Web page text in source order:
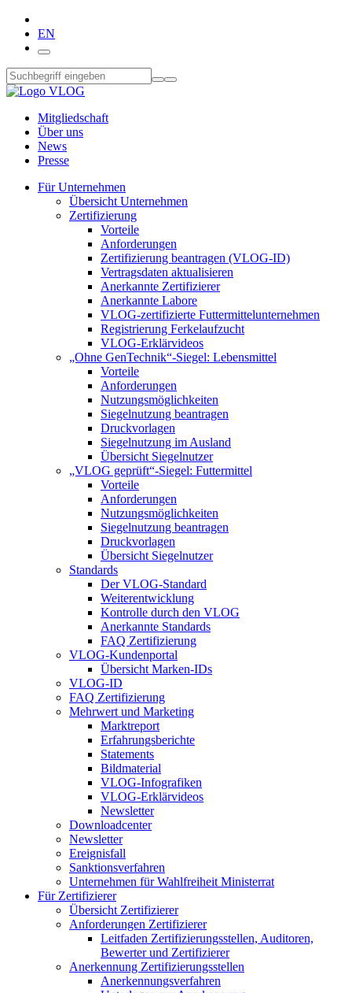
EN
Mitgliedschaft
Über uns
News
Presse
Für Unternehmen
Übersicht Unternehmen
Zertifizierung
Vorteile
Anforderungen
Zertifizierung beantragen (VLOG-ID)
Vertragsdaten aktualisieren
Anerkannte Zertifizierer
Anerkannte Labore
VLOG-zertifizierte Futtermittelunternehmen
Registrierung Ferkelaufzucht
VLOG-Erklärvideos
„Ohne GenTechnik“-Siegel: Lebensmittel
Vorteile
Anforderungen
Nutzungsmöglichkeiten
Siegelnutzung beantragen
Druckvorlagen
Siegelnutzung im Ausland
Übersicht Siegelnutzer
„VLOG geprüft“-Siegel: Futtermittel
Vorteile
Anforderungen
Nutzungsmöglichkeiten
Siegelnutzung beantragen
Druckvorlagen
Übersicht Siegelnutzer
Standards
Der VLOG-Standard
Weiterentwicklung
Kontrolle durch den VLOG
Anerkannte Standards
FAQ Zertifizierung
VLOG-Kundenportal
Übersicht Marken-IDs
VLOG-ID
FAQ Zertifizierung
Mehrwert und Marketing
Marktreport
Erfahrungsberichte
Statements
Bildmaterial
VLOG-Infografiken
VLOG-Erklärvideos
Newsletter
Downloadcenter
Newsletter
Ereignisfall
Sanktionsverfahren
Unternehmen für Wahlfreiheit Ministerrat
Für Zertifizierer
Übersicht Zertifizierer
Anforderungen Zertifizierer
Leitfaden Zertifizierungsstellen, Auditoren,
Bewerter und Zertifizierer
Anerkennung Zertifizierungsstellen
Anerkennungsverfahren